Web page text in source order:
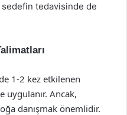
tedavisinde de
1-2 kez etkilenen
uygulanır. Ancak,
danışmak önemlidir.